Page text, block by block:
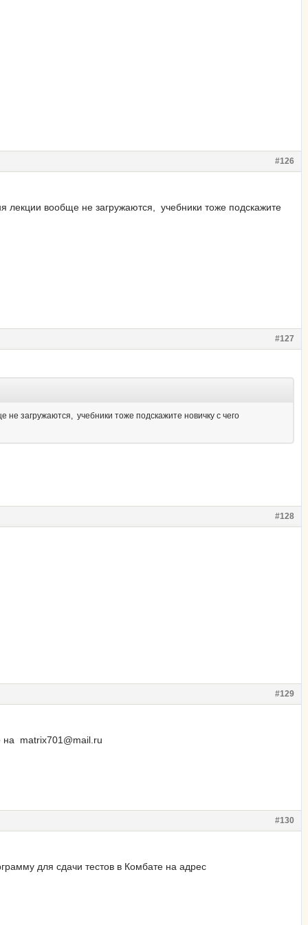
#126
лекции вообще не загружаются, учебники тоже подскажите
#127
не загружаются, учебники тоже подскажите новичку с чего
#128
#129
на matrix701@mail.ru
#130
для сдачи тестов в Комбате на адрес